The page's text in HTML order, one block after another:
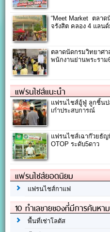
“Meet Market ตลาด
จรังสิต คลอง 4 แลน
ตลาดนัดกรมวิทยาศา
พนักงานย่านพระราม
แฟรนไชส์แนะนำ
แฟรนไชส์อู้ฟู่ ลูกชิ้น
เก๋าประสบการณ์
แฟรนไชส์เฉาก๊วยธัญ
OTOP ระดับ5ดาว
แฟรนไชส์ยอดนิยม
แฟรนไชส์กาแฟ
10 ทำเลขายของที่มีการค้นหา
พื้นที่เช่าโลตัส